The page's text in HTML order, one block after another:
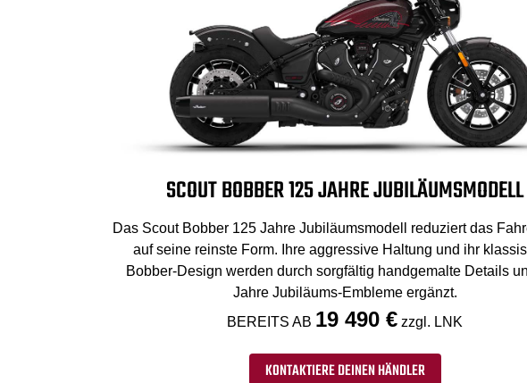
SCOUT BOBBER 125 JAHRE JUBILÄUMSMODELL
Das Scout Bobber 125 Jahre Jubiläumsmodell reduziert das
auf seine reinste Form. Ihre aggressive Haltung und ihr
Bobber-Design werden durch sorgfältig handgemalte Details
Jahre Jubiläums-Embleme ergänzt.
BEREITS AB 19 490 € zzgl. LNK
KONTAKTIERE DEINEN HÄNDLER